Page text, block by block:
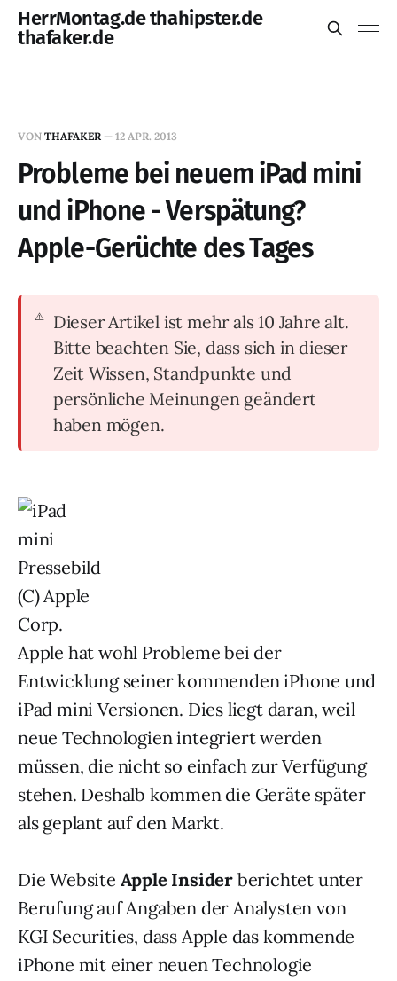
HerrMontag.de thahipster.de
thafaker.de
VON THAFAKER — 12 APR. 2013
Probleme bei neuem iPad mini
und iPhone - Verspätung?
Apple-Gerüchte des Tages
Dieser Artikel ist mehr als 10 Jahre alt.
Bitte beachten Sie, dass sich in dieser
Zeit Wissen, Standpunkte und
persönliche Meinungen geändert
haben mögen.
Apple hat wohl Probleme bei der
Entwicklung seiner kommenden iPhone und
iPad mini Versionen. Dies liegt daran, weil
neue Technologien integriert werden
müssen, die nicht so einfach zur Verfügung
stehen. Deshalb kommen die Geräte später
als geplant auf den Markt.
Die Website Apple Insider berichtet unter
Berufung auf Angaben der Analysten von
KGI Securities, dass Apple das kommende
iPhone mit einer neuen Technologie